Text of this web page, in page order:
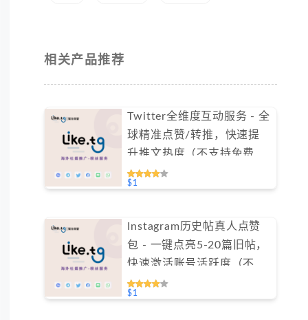
相关产品推荐
Twitter全维度互动服务 - 全
球精准点赞/转推，快速提
升推文热度（不支持免费测
试）
$1
Instagram历史帖真人点赞
包 - 一键点亮5-20篇旧帖，
快速激活账号活跃度（不支
持免费测试）
$1